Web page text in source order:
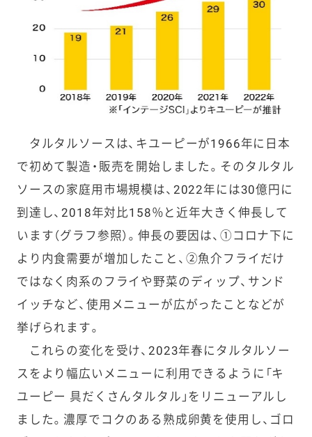
タルタルソースは、キユーピーが1966年に日本
で初めて製造・販売を開始しました。そのタルタル
ソースの家庭用市場規模は、2022年には30億円に
到達し、2018年対比158％と近年大きく伸長して
います（グラフ参照）。伸長の要因は、①コロナ下に
より内食需要が増加したこと、②魚介フライだけ
ではなく肉系のフライや野菜のディップ、サンド
イッチなど、使用メニューが広がったことなどが
挙げられます。
これらの変化を受け、2023年春にタルタルソー
スをより幅広いメニューに利用できるように「キ
ユーピー 具だくさんタルタル」をリニューアルし
ました。濃厚でコクのある熟成卵黄を使用し、ゴロ